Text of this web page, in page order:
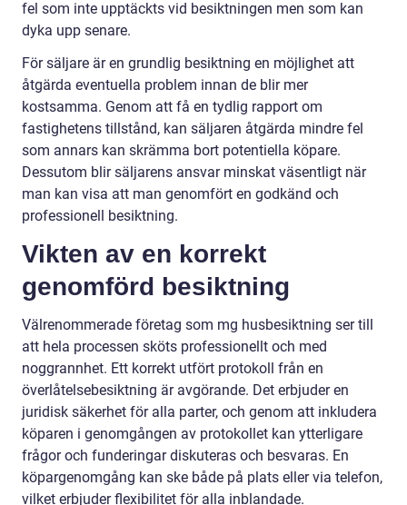
fel som inte upptäckts vid besiktningen men som kan
dyka upp senare.
För säljare är en grundlig besiktning en möjlighet att
åtgärda eventuella problem innan de blir mer
kostsamma. Genom att få en tydlig rapport om
fastighetens tillstånd, kan säljaren åtgärda mindre fel
som annars kan skrämma bort potentiella köpare.
Dessutom blir säljarens ansvar minskat väsentligt när
man kan visa att man genomfört en godkänd och
professionell besiktning.
Vikten av en korrekt
genomförd besiktning
Välrenommerade företag som mg husbesiktning ser till
att hela processen sköts professionellt och med
noggrannhet. Ett korrekt utfört protokoll från en
överlåtelsebesiktning är avgörande. Det erbjuder en
juridisk säkerhet för alla parter, och genom att inkludera
köparen i genomgången av protokollet kan ytterligare
frågor och funderingar diskuteras och besvaras. En
köpargenomgång kan ske både på plats eller via telefon,
vilket erbjuder flexibilitet för alla inblandade.